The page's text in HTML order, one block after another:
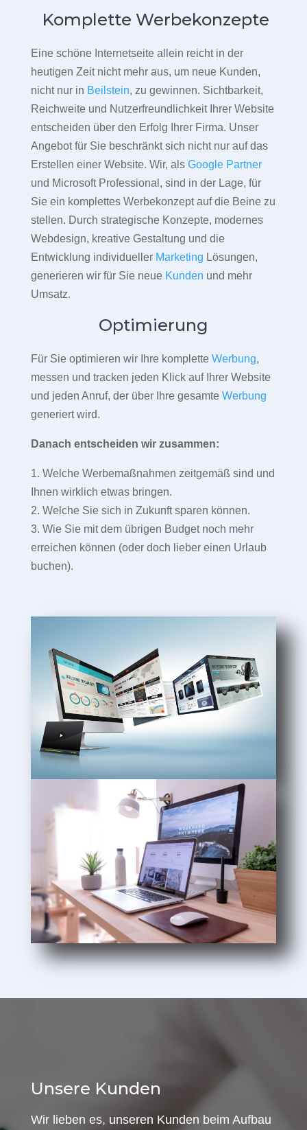
Komplette Werbekonzepte
Eine schöne Internetseite allein reicht in der
heutigen Zeit nicht mehr aus, um neue Kunden,
nicht nur in Beilstein, zu gewinnen. Sichtbarkeit,
Reichweite und Nutzerfreundlichkeit Ihrer Website
entscheiden über den Erfolg Ihrer Firma. Unser
Angebot für Sie beschränkt sich nicht nur auf das
Erstellen einer Website. Wir, als Google Partner
und Microsoft Professional, sind in der Lage, für
Sie ein komplettes Werbekonzept auf die Beine zu
stellen. Durch strategische Konzepte, modernes
Webdesign, kreative Gestaltung und die
Entwicklung individueller Marketing Lösungen,
generieren wir für Sie neue Kunden und mehr
Umsatz.
Optimierung
Für Sie optimieren wir Ihre komplette Werbung,
messen und tracken jeden Klick auf Ihrer Website
und jeden Anruf, der über Ihre gesamte Werbung
generiert wird.
Danach entscheiden wir zusammen:
1. Welche Werbemaßnahmen zeitgemäß sind und
Ihnen wirklich etwas bringen.
2. Welche Sie sich in Zukunft sparen können.
3. Wie Sie mit dem übrigen Budget noch mehr
erreichen können (oder doch lieber einen Urlaub
buchen).
Unsere Kunden
Wir lieben es, unseren Kunden beim Aufbau